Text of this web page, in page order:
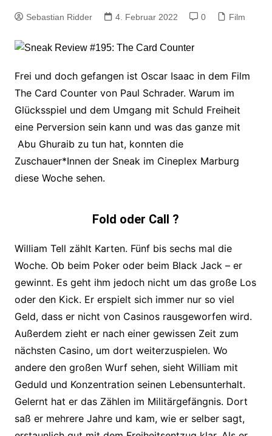
Sebastian Ridder 4. Februar 2022 0 Film
Frei und doch gefangen ist Oscar Isaac in dem Film
The Card Counter von Paul Schrader. Warum im
Glücksspiel und dem Umgang mit Schuld Freiheit
eine Perversion sein kann und was das ganze mit
Abu Ghuraib zu tun hat, konnten die
Zuschauer*Innen der Sneak im Cineplex Marburg
diese Woche sehen.
Fold oder Call ?
William Tell zählt Karten. Fünf bis sechs mal die
Woche. Ob beim Poker oder beim Black Jack – er
gewinnt. Es geht ihm jedoch nicht um das große Los
oder den Kick. Er erspielt sich immer nur so viel
Geld, dass er nicht von Casinos rausgeworfen wird.
Außerdem zieht er nach einer gewissen Zeit zum
nächsten Casino, um dort weiterzuspielen. Wo
andere den großen Wurf sehen, sieht William mit
Geduld und Konzentration seinen Lebensunterhalt.
Gelernt hat er das Zählen im Militärgefängnis. Dort
saß er mehrere Jahre und kam, wie er selber sagt,